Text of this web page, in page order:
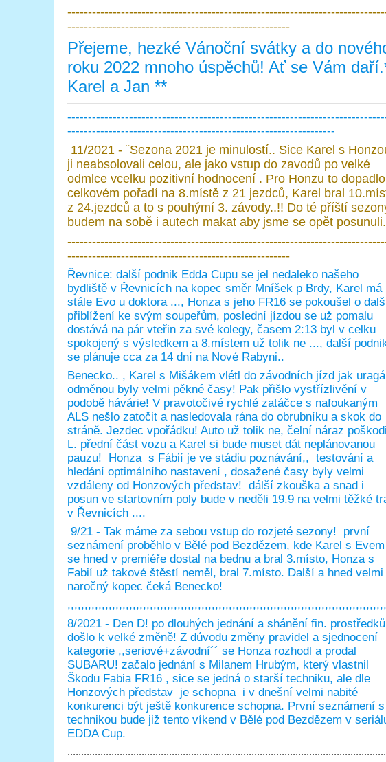
------------------------------------------------------
Přejeme, hezké Vánoční svátky a do
roku 2022 mnoho úspěchů! Ať se Vám
Karel a Jan **
-----------------------------------------------------------------
11/2021 - ¨Sezona 2021 je minulostí.. Sice Karel s
ji neabsolovali celou, ale jako vstup do zavodů po velké
odmlce vcelku pozitivní hodnocení . Pro Honzu to
celkovém pořadí na 8.místě z 21 jezdců, Karel bral
z 24.jezdců a to s pouhýmí 3. závody..!! Do té příští
budem na sobě i autech makat aby jsme se opět posunuli.
------------------------------------------------------
Řevnice: další podnik Edda Cupu se jel nedaleko našeho
bydliště v Řevnicích na kopec směr Mníšek p Brdy, Karel má
stále Evo u doktora ..., Honza s jeho FR16 se pokoušel o
přiblížení ke svým soupeřům, poslední jízdou se už pomalu
dostává na pár vteřin za své kolegy, časem 2:13 byl v celku
spokojený s výsledkem a 8.místem už tolik ne ..., další
se plánuje cca za 14 dní na Nové Rabyni..
Benecko.. , Karel s Mišákem vlétl do závodních jízd jak
odměnou byly velmi pěkné časy! Pak přišlo vystřízlivění v
podobě hávárie! V pravotočivé rychlé zatáčce s nafoukaným
ALS nešlo zatočit a nasledovala rána do obrubníku a skok do
stráně. Jezdec vpořádku! Auto už tolik ne, čelní náraz
L. přední část vozu a Karel si bude muset dát neplánovanou
pauzu! Honza s Fábií je ve stádiu poznávání,, testování a
hledání optimálního nastavení , dosažené časy byly velmi
vzdáleny od Honzových představ! dálší zkouška a snad i
posun ve startovním poly bude v neděli 19.9 na velmi těžké
v Řevnicích ....
9/21 - Tak máme za sebou vstup do rozjeté sezony! první
seznámení proběhlo v Bělé pod Bezdězem, kde Karel s Evem
se hned v premiéře dostal na bednu a bral 3.místo, Honza s
Fabií už takové štěstí neměl, bral 7.místo. Další a hned velmi
naročný kopec čeká Benecko!
8/2021 - Den D! po dlouhých jednání a shánění fin. prostředků
došlo k velké změně! Z dúvodu změny pravidel a sjednocení
kategorie ,,seriové+závodní´´ se Honza rozhodl a prodal
SUBARU! začalo jednání s Milanem Hrubým, který vlastnil
Škodu Fabia FR16 , sice se jedná o starší techniku, ale dle
Honzových představ je schopna i v dnešní velmi nabité
konkurenci být ještě konkurence schopna. První seznámení s
technikou bude již tento víkend v Bělé pod Bezdězem v
EDDA Cup.